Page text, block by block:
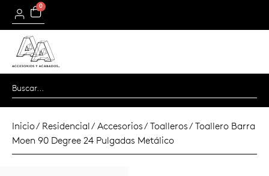
0
Inicio/ Residencial/ Accesorios/ Toalleros/ Toallero Barra
Moen 90 Degree 24 Pulgadas Metálico